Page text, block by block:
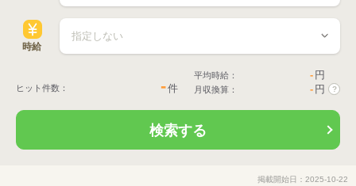
時給
ヒット件数： -件
平均時給： - 円
月収換算： - 円 ?
検索する
掲載開始日：2025-10-22